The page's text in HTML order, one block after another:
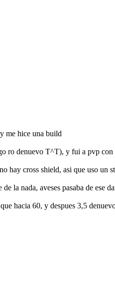
me hice una build
ro denuevo T^T), y fui a pvp
hay cross shield, asi que uso un
la nada, aveses pasaba de ese
hacia 60, y despues 3,5